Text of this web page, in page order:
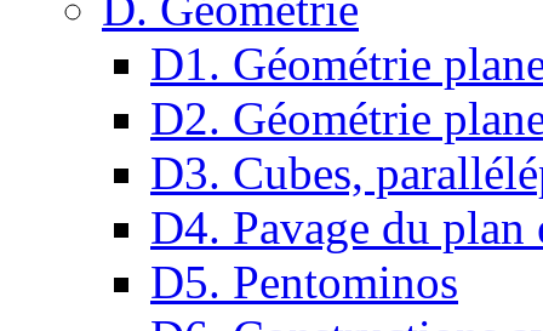
D1. Géométrie
D2. Géométrie
D3. Cubes,
D4. Pavage du plan
D5. Pentominos